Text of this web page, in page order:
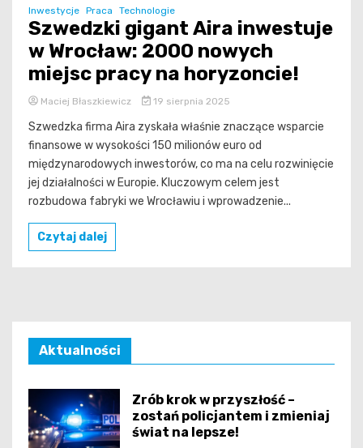
Inwestycje Praca Technologie
Szwedzki gigant Aira inwestuje
w Wrocław: 2000 nowych
miejsc pracy na horyzoncie!
Maciej Błaszkiewicz 19 sierpnia 2025
Szwedzka firma Aira zyskała właśnie znaczące wsparcie
finansowe w wysokości 150 milionów euro od
międzynarodowych inwestorów, co ma na celu rozwinięcie
jej działalności w Europie. Kluczowym celem jest
rozbudowa fabryki we Wrocławiu i wprowadzenie...
Czytaj dalej
Aktualności
Zrób krok w przyszłość –
zostań policjantem i zmieniaj
świat na lepsze!